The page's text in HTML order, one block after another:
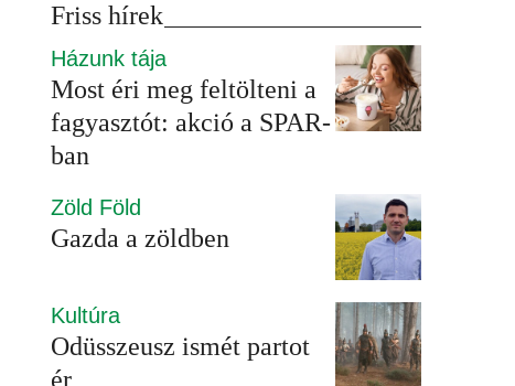
Friss hírek
Házunk tája
Most éri meg feltölteni a
fagyasztót: akció a SPAR-
ban
Zöld Föld
Gazda a zöldben
Kultúra
Odüsszeusz ismét partot
ér